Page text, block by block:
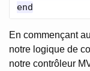
En commençant
notre logique de
notre contrôleur